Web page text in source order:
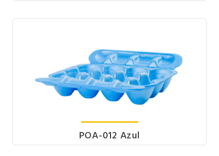
POA-012 Azul